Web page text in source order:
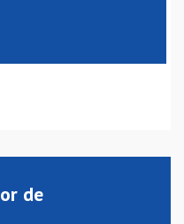
te wijzigen om
de streep te
de